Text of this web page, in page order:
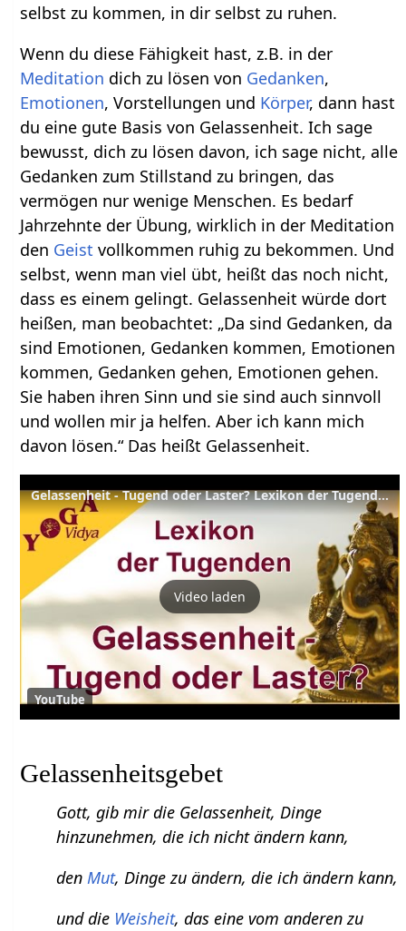
selbst zu kommen, in dir selbst zu ruhen.
Wenn du diese Fähigkeit hast, z.B. in der
Meditation dich zu lösen von Gedanken,
Emotionen, Vorstellungen und Körper, dann hast
du eine gute Basis von Gelassenheit. Ich sage
bewusst, dich zu lösen davon, ich sage nicht, alle
Gedanken zum Stillstand zu bringen, das
vermögen nur wenige Menschen. Es bedarf
Jahrzehnte der Übung, wirklich in der Meditation
den Geist vollkommen ruhig zu bekommen. Und
selbst, wenn man viel übt, heißt das noch nicht,
dass es einem gelingt. Gelassenheit würde dort
heißen, man beobachtet: „Da sind Gedanken, da
sind Emotionen, Gedanken kommen, Emotionen
kommen, Gedanken gehen, Emotionen gehen.
Sie haben ihren Sinn und sie sind auch sinnvoll
und wollen mir ja helfen. Aber ich kann mich
davon lösen.“ Das heißt Gelassenheit.
Gelassenheit - Tugend oder Laster? Lexikon der Tugenden Yoga Vidya
Video laden
YouTube
Gelassenheitsgebet
Gott, gib mir die Gelassenheit, Dinge
hinzunehmen, die ich nicht ändern kann,
denMut, Dinge zu ändern, die ich ändern kann,
und die Weisheit, das eine vom anderen zu